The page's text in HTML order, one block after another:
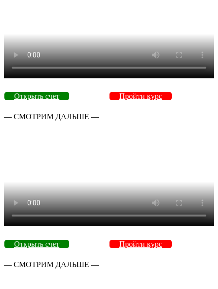
Открыть счет Пройти курс
— СМОТРИМ ДАЛЬШЕ —
Открыть счет Пройти курс
— СМОТРИМ ДАЛЬШЕ —